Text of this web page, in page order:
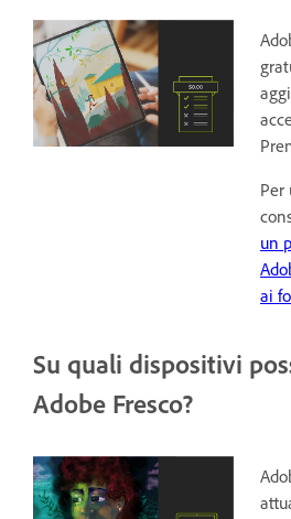
Per
un
ai
Su quali dispositivi
Adobe Fresco?